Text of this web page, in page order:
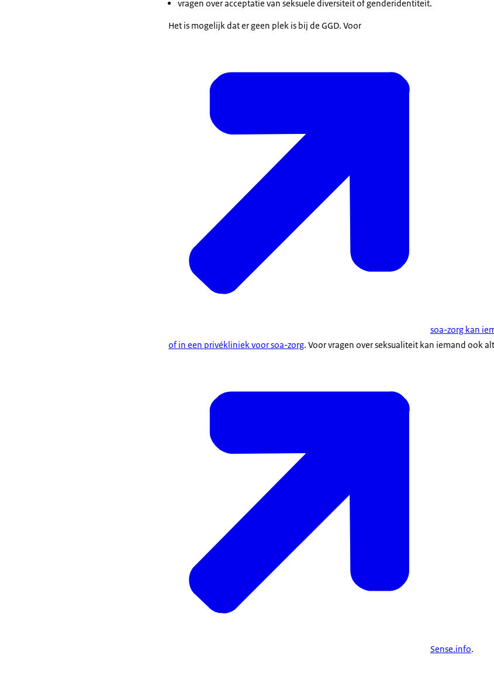
vragen over acceptatie van seksuele diversiteit of genderidentiteit.
Het is mogelijk dat er geen plek is bij de GGD. Voor
soa-zorg kan
of in een privékliniek voor soa-zorg. Voor vragen over seksualiteit kan iemand ook
Sense.info.